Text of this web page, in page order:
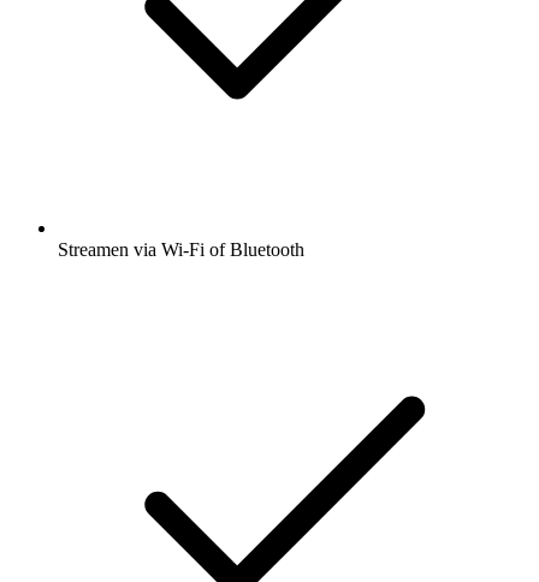
Streamen via Wi-Fi of Bluetooth